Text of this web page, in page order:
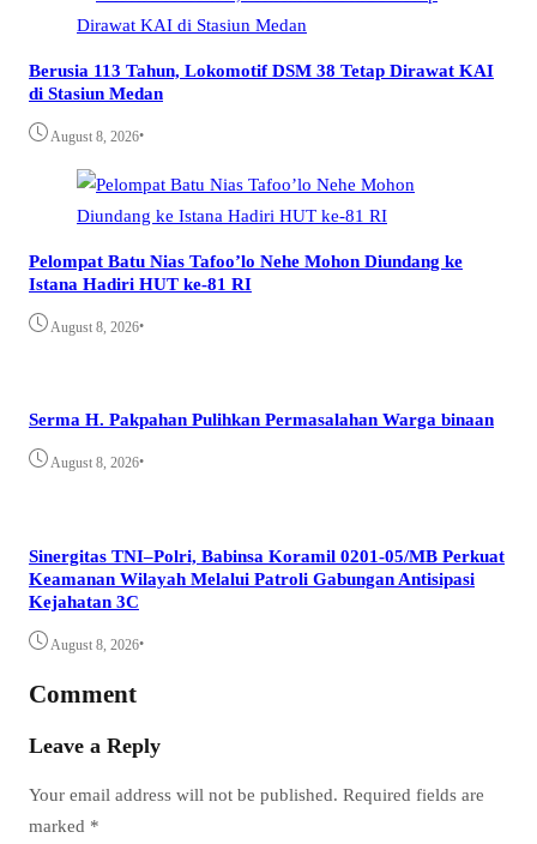
Berusia 113 Tahun, Lokomotif DSM 38 Tetap Dirawat KAI
di Stasiun Medan
August 8, 2026•
Pelompat Batu Nias Tafoo’lo Nehe Mohon Diundang ke
Istana Hadiri HUT ke-81 RI
August 8, 2026•
Serma H. Pakpahan Pulihkan Permasalahan Warga binaan
August 8, 2026•
Sinergitas TNI–Polri, Babinsa Koramil 0201-05/MB Perkuat
Keamanan Wilayah Melalui Patroli Gabungan Antisipasi
Kejahatan 3C
August 8, 2026•
Comment
Leave a Reply
Your email address will not be published. Required fields are
marked *